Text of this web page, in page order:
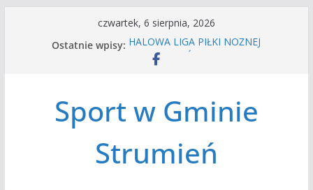
czwartek, 6 sierpnia, 2026
Ostatnie wpisy: HALOWA LIGA PIŁKI NOŻNEJ
LATO W MIEŚCIE’2026
Czwórbój lekkoatletyczny
Sport w Gminie
Strumień